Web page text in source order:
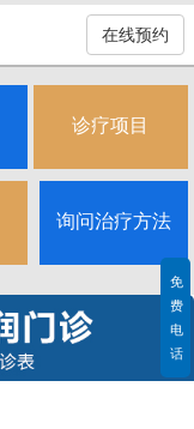
在线预约
诊疗项目
询问治疗方法
免
费
电
话